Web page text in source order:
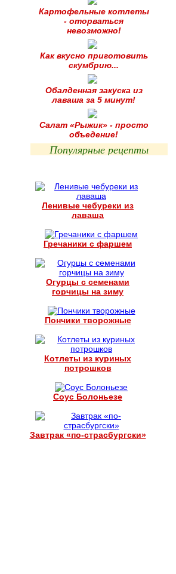
Картофельные котлеты
- оторваться
невозможно!
Как вкусно приготовить
скумбрию...
Обалденная закуска из
лаваша за 5 минут!
Салат «Рыжик» - просто
объедение!
Популярные рецепты
Ленивые чебуреки из
лаваша
Гречаники с фаршем
Огурцы с семенами
горчицы на зиму
Пончики творожные
Котлеты из куриных
потрошков
Соус Болоньезе
Завтрак «по-страсбургски»